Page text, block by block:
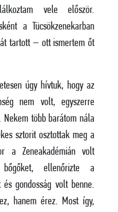
vele először.
a Tücsökzenekarban
tartott – ott ismertem őt
úgy hívtuk, hogy az
nem volt, egyszerre
több barátom nála
sztorit osztottak meg a
a Zeneakadémián volt
ellenőrizte a
gondosság volt benne.
hanem érez. Most így,